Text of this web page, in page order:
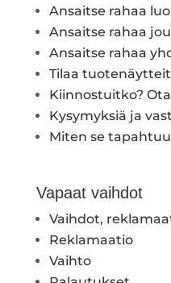
Ansaitse rahaa
Ansaitse rahaa
Ansaitse rahaa
Tilaa
Kiinnostuitko?
Kysymyksiä ja
Miten se
Vapaat vaihdot
Vaihdot,
Reklamaatio
Vaihto